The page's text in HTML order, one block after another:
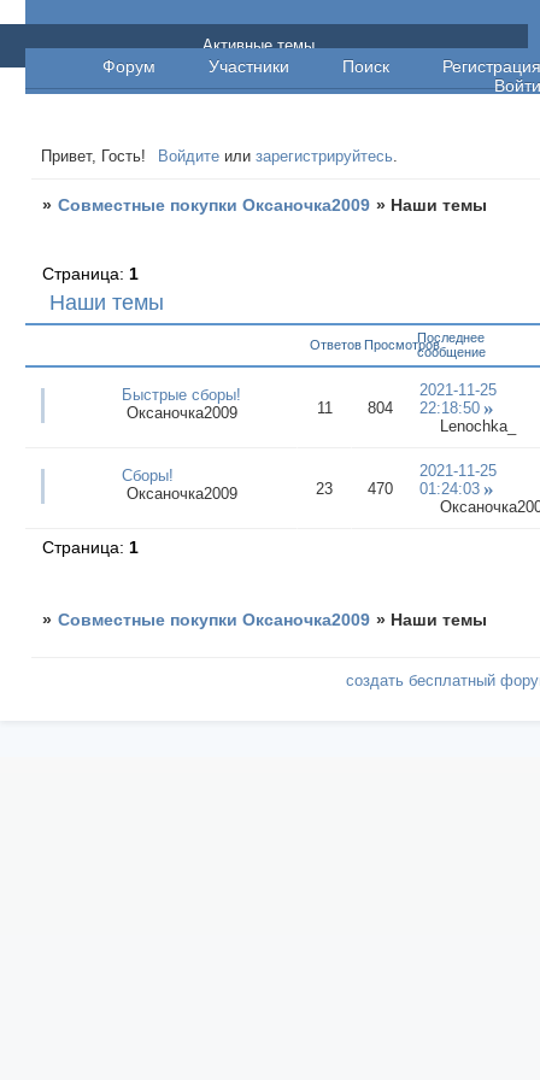
Совместные покупки Оксаночка2009
Форум Участники Поиск
Регистрация
Войти
Активные темы
Привет, Гость! Войдите илизарегистрируйтесь.
» Совместные покупки Оксаночка2009 » Наши темы
Наши темы
Страница:1
Ответов ПросмотровПоследнее
сообщение
Быстрые сборы!
Оксаночка2009
11 804
2021-11-25
22:18:50
Lenochka_
Сборы!
Оксаночка2009
23 470
2021-11-25
01:24:03
Страница: 1
» Совместные покупки Оксаночка2009 » Наши темы
создать бесплатный